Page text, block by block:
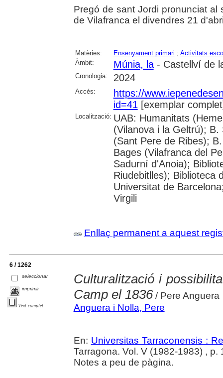
Pregó de sant Jordi pronunciat
de Vilafranca el divendres 21
Matèries: Ensenyament primari ; Activitats
Àmbit:
Múnia, la- Castellví de
Cronologia: 2024
Accés:
https://
id=41 [exemplar
Localització: UAB: Humanitats
(Vilanova i la Geltrú);
(Sant Pere de Ribes);
Bages (Vilafranca del
Sadurní d'Anoia);
Riudebitlles); Biblioteca
Universitat de
Virgili
Enllaç permanent a aquest
6 / 1262
seleccionar
imprimir
Text complet
Culturalització i
Camp el 1836/ Pere Anguera
Anguera i Nolla, Pere
En: Universitas Tarraconensis :
Tarragona. Vol. V (1982-1983) , p.
Notes a peu de pàgina.